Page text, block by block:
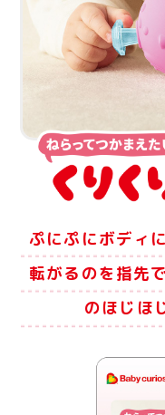
ぷにぷにボディ
転がるのを指先
のほじほ